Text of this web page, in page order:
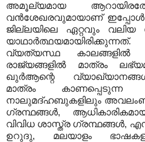
അമൂല്യമായ
വന്‍ശേഖരവുമായാണ് ഇപ്പോള്‍
ജില്ലയിലെ ഏറ്റവും വലിയ
വ്യത്യസ്ഥ കാലങ്ങളില്‍
രാജ്യങ്ങളില്‍ മാത്രം
ഖുര്‍ആന്റെ
മാത്രം
നാലുമദ്ഹബുകളിലും
ഗ്രന്ഥങ്ങള്‍,
വിവിധ ശാസ്ത്ര ഗ്രന്ഥങ്ങള്‍,
ഉറുദു, മലയാളം